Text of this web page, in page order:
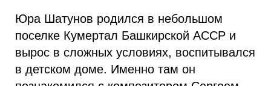
Юра Шатунов родился в небольшом
поселке Кумертал Башкирской АССР и
вырос в сложных условиях, воспитывался
в детском доме. Именно там он